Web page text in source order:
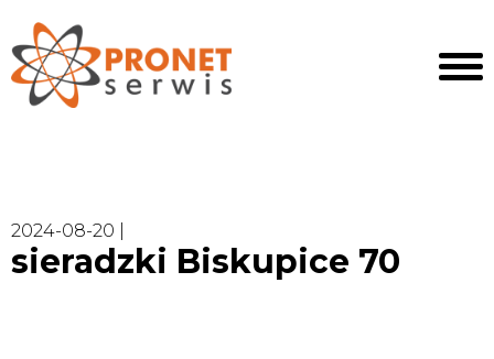
2024-08-20 |
sieradzki Biskupice 70